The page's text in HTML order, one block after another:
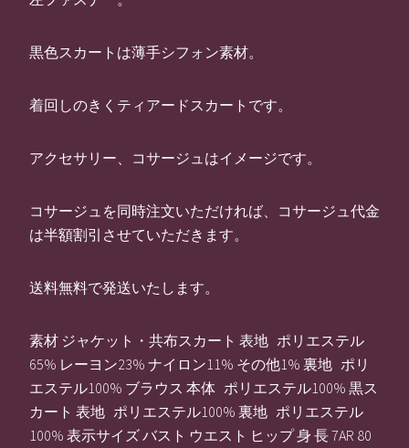
黒色スカートは薄手シフォン素材。
着回しのきくティアードスカートです。
アクセサリー、コサージュはイメージです。
コサージュを同時注文いただければ、コサージュ代金
は半額割引させていただきます。
送料無料で発送いたします。
素材 ジャケット・共布スカート 表地 ポリエステル
65% レーヨン23% ナイロン11% その他1% 裏地 ポリ
エステル100% ブラウス 本体 ポリエステル100% 黒ス
カート 表地 ポリエステル100% 裏地 ポリエステル
100% 表示サイズ バスト ウエスト ヒップ 身 長 7AR 80